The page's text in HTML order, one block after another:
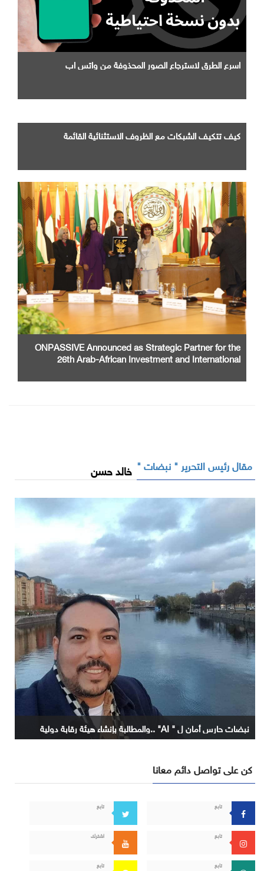
اسرع الطرق لاسترجاع الصور المحذوفة من واتس اب
كيف تتكيف الشبكات مع الظروف الاستثنائية القائمة
ONPASSIVE Announced as Strategic Partner for the
26th Arab-African Investment and International
مقال رئيس التحرير " نبضات " خالد حسن
نبضات حارس أمان ل " AI" ..والمطالبة بإنشاء هيئة رقابة دولية
كن على تواصل دائم معانا
تابع تابع
تابع اشترك
تابع تابع